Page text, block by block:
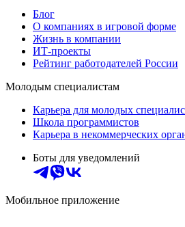
Блог
О компаниях в игровой форме
Жизнь в компании
ИТ-проекты
Рейтинг работодателей России
Молодым специалистам
Карьера для молодых
Школа программистов
Карьера в некоммерческих
Боты для уведомлений
Мобильное приложение